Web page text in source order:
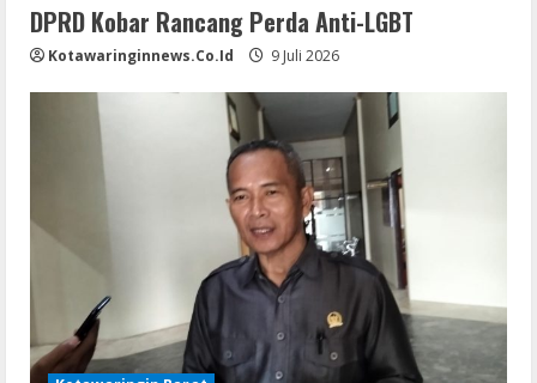
DPRD Kobar Rancang Perda Anti-LGBT
Kotawaringinnews.co.id 9 Juli 2026